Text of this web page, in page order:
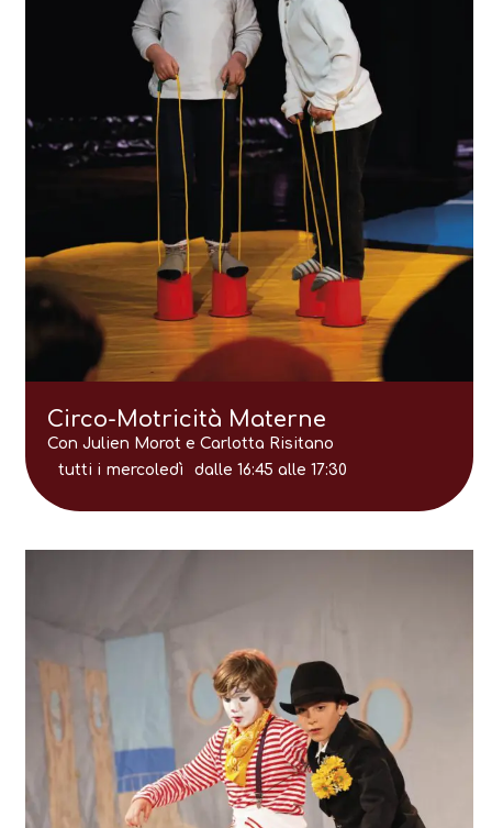
Circo-Motricità Materne
Con Julien Morot e Carlotta Risitano
tutti i mercoledì dalle 16:45 alle 17:30